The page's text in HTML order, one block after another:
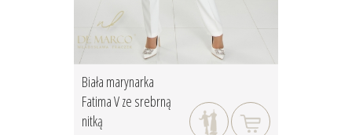
Biała marynarka
Fatima V ze srebrną
nitką